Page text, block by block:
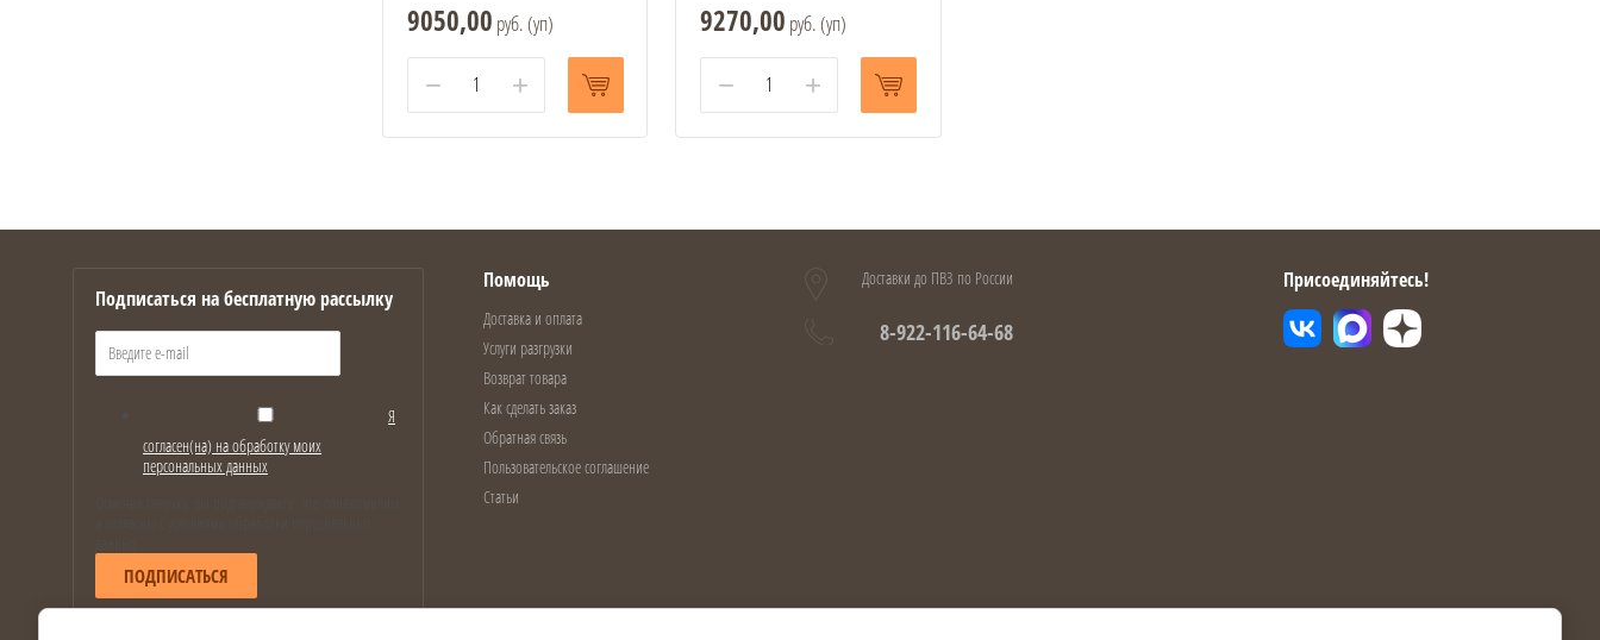
9050,00 руб. (уп)
− +
9270,00 руб. (уп)
− +
Подписаться на бесплатную рассылку
Я
согласен(на) на обработку моих
персональных данных
ПОДПИСАТЬСЯ
Помощь
Доставка и оплата
Услуги разгрузки
Возврат товара
Как сделать заказ
Обратная связь
Пользовательское соглашение
Статьи
Доставки до ПВЗ по России
8-922-116-64-68
Присоединяйтесь!